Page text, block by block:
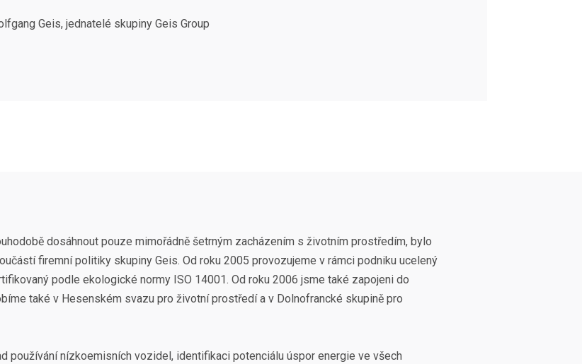
Geis, jednatelé skupiny Geis Group
dosáhnout pouze mimořádně šetrným zacházením s životním prostředím, bylo
firemní politiky skupiny Geis. Od roku 2005 provozujeme v rámci podniku ucelený
podle ekologické normy ISO 14001. Od roku 2006 jsme také zapojeni do
také v Hesenském svazu pro životní prostředí a v Dolnofrancké skupině pro
používání nízkoemisních vozidel, identifikaci potenciálu úspor energie ve všech